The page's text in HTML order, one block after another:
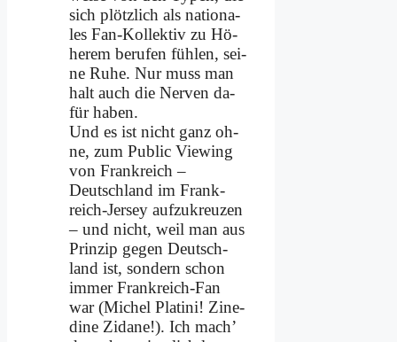
sich plötz­lich als na­tio­na­
les Fan-Kol­lek­tiv zu Hö­
he­rem be­ru­fen füh­len, sei­
ne Ru­he. Nur muss man
halt auch die Ner­ven da­
für ha­ben.
Und es ist nicht ganz oh­
ne, zum Pu­blic Vie­w­ing
von Frank­reich –
Deutsch­land im Frank­
reich-Jer­sey auf­zu­kreu­zen
– und nicht, weil man aus
Prin­zip ge­gen Deutsch­
land ist, son­dern schon
im­mer Frank­reich-Fan
war (Mi­chel Pla­ti­ni! Zi­ne­
di­ne Zi­dane!). Ich mach’